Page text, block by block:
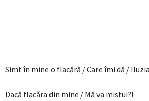
Simt în mine o flacără / Care îmi dă /
Dacă flacăra din mine / Mă va mistui?!